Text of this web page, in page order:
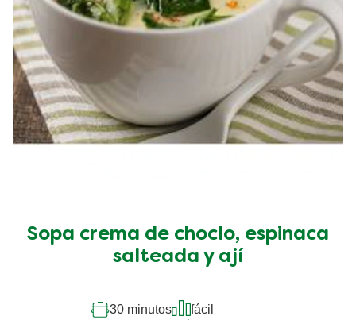
Sopa crema de choclo, espinaca
salteada y ají
30 minutos fácil